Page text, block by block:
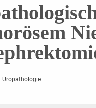
Uropathologie